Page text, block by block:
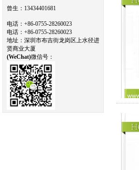
曾生：13434401681
电话 ： +86-0755-28260023
电话：+86-0755-28260023
地址 ： 深圳市布吉街龙岗区上水径进
贤商业大厦
(WeChat)微信号：